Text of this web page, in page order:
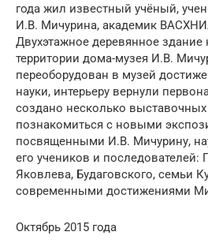
года жил известный учёный,
И.В. Мичурина, академик
Двухэтажное деревянное здание
территории дома-музея И.В.
переоборудован в музей
науки, интерьеру вернули
создано несколько выставочных
познакомиться с новыми
посвященными И.В. Мичурину,
его учеников и последователей:
Яковлева, Будаговского, семьи
современными достижениями
Октябрь 2015 года